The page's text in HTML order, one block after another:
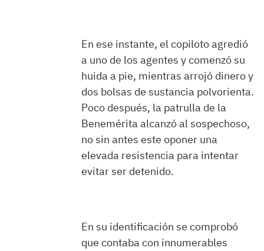
En ese instante, el copiloto agredió
a uno de los agentes y comenzó su
huida a pie, mientras arrojó dinero y
dos bolsas de sustancia polvorienta.
Poco después, la patrulla de la
Benemérita alcanzó al sospechoso,
no sin antes este oponer una
elevada resistencia para intentar
evitar ser detenido.
En su identificación se comprobó
que contaba con innumerables